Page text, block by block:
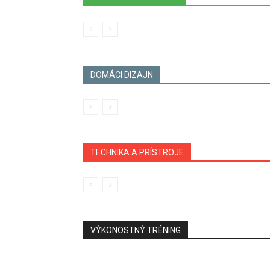
DOMÁCI DIZAJN
TECHNIKA A PRÍSTROJE
VÝKONOSTNÝ TRÉNING